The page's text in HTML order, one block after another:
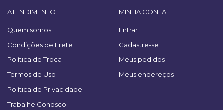
ATENDIMENTO
Quem somos
Condições de Frete
Política de Troca
Termos de Uso
Política de Privacidade
Trabalhe Conosco
MINHA CONTA
Entrar
Cadastre-se
Meus pedidos
Meus endereços